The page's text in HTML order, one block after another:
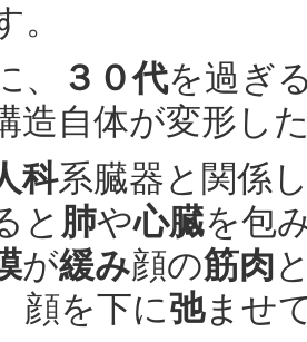
。
、
３０代を過ぎ
造自体が変形し
科系臓器と関係
と 肺や心臓を包
が緩み顔の筋肉
顔を下に弛ませ